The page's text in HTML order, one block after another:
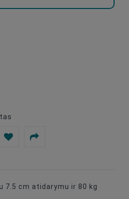
7.5 cm atidarymu ir 80 kg